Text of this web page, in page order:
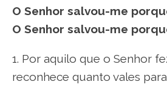
O Senhor salvou-me
O Senhor salvou-me
1. Por aquilo que o Senhor
reconhece quanto vales